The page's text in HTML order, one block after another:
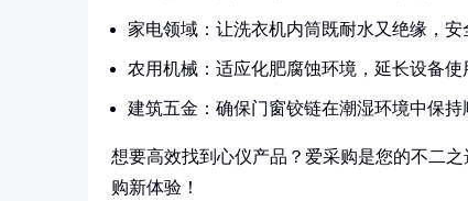
家电领域：让洗衣机内筒既耐水又绝缘，安
农用机械：适应化肥腐蚀环境，延长设备使
建筑五金：确保门窗铰链在潮湿环境中保持
想要高效找到心仪产品？爱采购是您的不二
购新体验！